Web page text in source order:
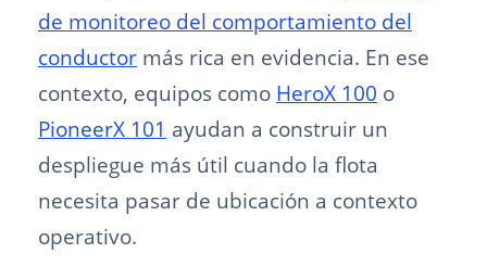
de monitoreo del comportamiento del
conductor más rica en evidencia. En ese
contexto, equipos como HeroX 100 o
PioneerX 101 ayudan a construir un
despliegue más útil cuando la flota
necesita pasar de ubicación a contexto
operativo.